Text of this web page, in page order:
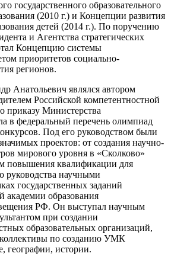
государственного образовательного
(2010 г.) и Концепции развития
детей (2014 г.). По поручению
и Агентства стратегических
Концепцию системы
приоритетов социально-
регионов.
Анатольевич являлся автором
Российской компетентностной
приказу Министерства
в федеральный перечень олимпиад
Под его руководством были
проектов: от создания научно-
мирового уровня в «Сколково»
повышения квалификации для
руководства научными
государственных заданий
образования
РФ. Он выступал научным
при создании
образовательных организаций,
коллективы по созданию УМК
географии, истории.